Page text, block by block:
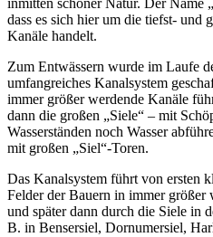
inmitten schöner Natur. Der Name
dass es sich hier um die tiefst- und
Kanäle handelt.
Zum Entwässern wurde im Laufe
umfangreiches Kanalsystem
immer größer werdende Kanäle
dann die großen „Siele“ – mit
Wasserständen noch Wasser
mit großen „Siel“-Toren.
Das Kanalsystem führt von ersten
Felder der Bauern in immer größer
und später dann durch die Siele in
B. in Bensersiel, Dornumersiel,